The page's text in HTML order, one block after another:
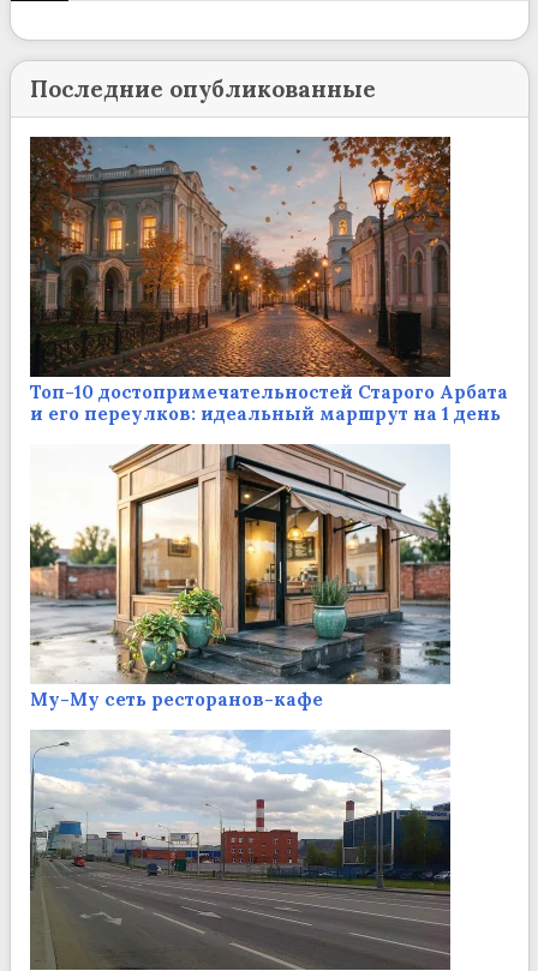
Последние опубликованные
Топ-10 достопримечательностей Старого Арбата
и его переулков: идеальный маршрут на 1 день
Му-Му сеть ресторанов-кафе